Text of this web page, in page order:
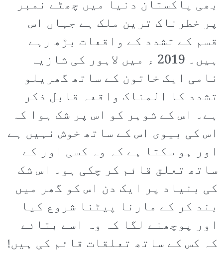
بھی پاکستان دنیا میں چھٹے نمبر
پر خطرناک ترین ملک ہے جہاں اس
قسم کے تشدد کے واقعات بڑھ رہے
ہیں۔ 2019 ء میں لاہور کی شازیہ
نامی ایک خاتون کے ساتھ گھریلو
تشدد کا المناک واقعہ قابل ذکر
ہے۔ اس کے شوہر کو اس پر شک ہوا کہ
اس کی بیوی اس کے ساتھ خوش نہیں ہے
اور ہو سکتا ہے کہ وہ کسی اور کے
ساتھ تعلق قائم کر چکی ہو۔ اس شک
کی بنیاد پر ایک دن اس کو گھر میں
بند کر کے مارنا پیٹنا شروع کیا
اور پوچھنے لگا کہ وہ اسے بتائے
کہ کس کے ساتھ تعلقات قائم کی ہیں!